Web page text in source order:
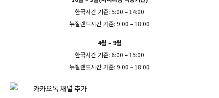
한국시간 기준: 5:00 – 14:00
뉴질랜드시간 기준: 9:00 – 18:00
4월 – 9월
한국시간 기준: 6:00 – 15:00
뉴질랜드시간 기준: 9:00 – 18:00